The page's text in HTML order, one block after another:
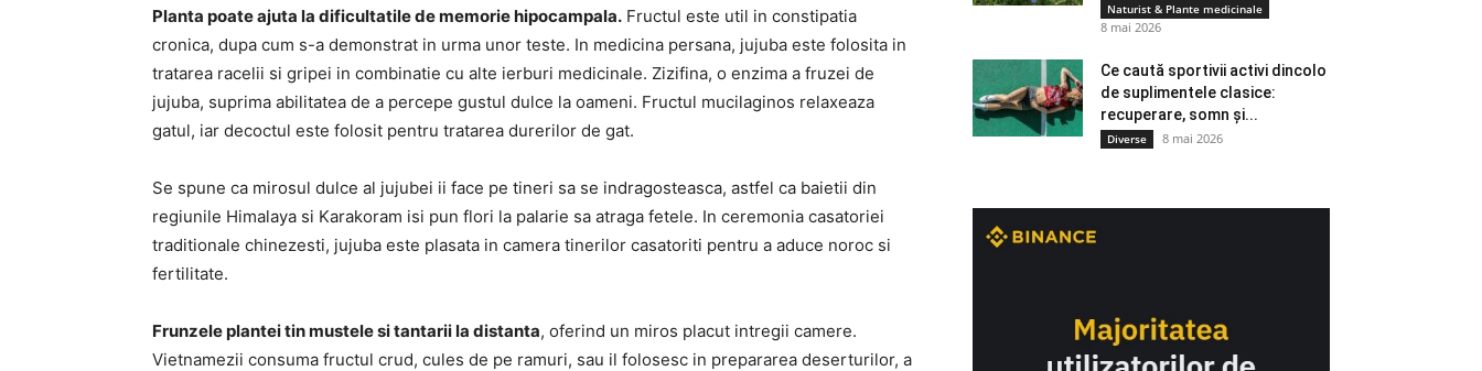
Planta poate ajuta la dificultatile de memorie hipocampala. Fructul este util in constipatia
cronica, dupa cum s-a demonstrat in urma unor teste. In medicina persana, jujuba este folosita in
tratarea racelii si gripei in combinatie cu alte ierburi medicinale. Zizifina, o enzima a fruzei de
jujuba, suprima abilitatea de a percepe gustul dulce la oameni. Fructul mucilaginos relaxeaza
gatul, iar decoctul este folosit pentru tratarea durerilor de gat.
Se spune ca mirosul dulce al jujubei ii face pe tineri sa se indragosteasca, astfel ca baietii din
regiunile Himalaya si Karakoram isi pun flori la palarie sa atraga fetele. In ceremonia casatoriei
traditionale chinezesti, jujuba este plasata in camera tinerilor casatoriti pentru a aduce noroc si
fertilitate.
Frunzele plantei tin mustele si tantarii la distanta, oferind un miros placut intregii camere.
Vietnamezii consuma fructul crud, cules de pe ramuri, sau il folosesc in prepararea deserturilor, a
Naturist & Plante medicinale
8 mai 2026
Ce caută sportivii activi dincolo
de suplimentele clasice:
recuperare, somn și...
Diverse 8 mai 2026